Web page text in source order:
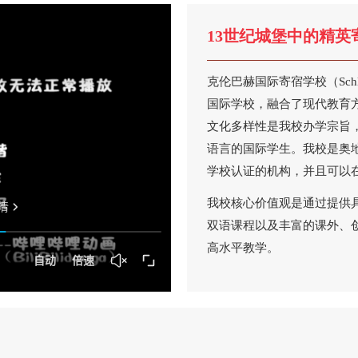
13世纪城堡中的精英
克伦巴赫国际寄宿学校（
国际学校，融合了现代教育
文化多样性是我校办学宗旨
语言的国际学生。我校是奥
学校认证的机构，并且可以
我校核心价值观是通过提供
双语课程以及丰富的课外、
高水平教学。